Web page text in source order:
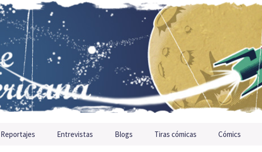
Reportajes Entrevistas Blogs Tiras cómicas Cómics